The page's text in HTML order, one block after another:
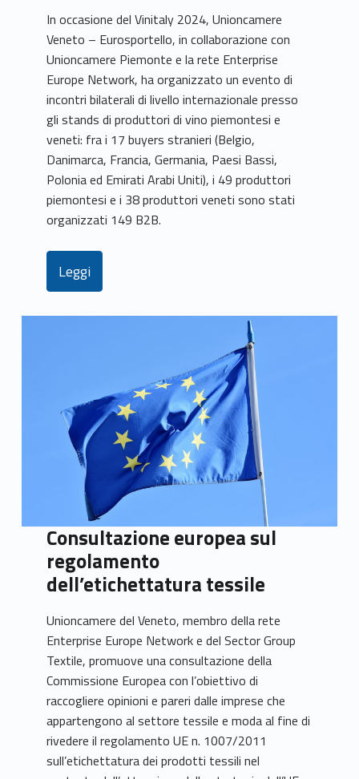
In occasione del Vinitaly 2024, Unioncamere
Veneto – Eurosportello, in collaborazione con
Unioncamere Piemonte e la rete Enterprise
Europe Network, ha organizzato un evento di
incontri bilaterali di livello internazionale presso
gli stands di produttori di vino piemontesi e
veneti: fra i 17 buyers stranieri (Belgio,
Danimarca, Francia, Germania, Paesi Bassi,
Polonia ed Emirati Arabi Uniti), i 49 produttori
piemontesi e i 38 produttori veneti sono stati
organizzati 149 B2B.
Leggi
Consultazione europea sul
regolamento
dell’etichettatura tessile
Unioncamere del Veneto, membro della rete
Enterprise Europe Network e del Sector Group
Textile, promuove una consultazione della
Commissione Europea con l’obiettivo di
raccogliere opinioni e pareri dalle imprese che
appartengono al settore tessile e moda al fine di
rivedere il regolamento UE n. 1007/2011
sull’etichettatura dei prodotti tessili nel